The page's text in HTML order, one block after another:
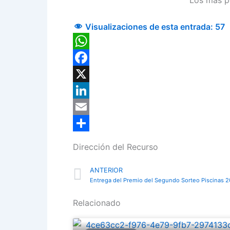
Visualizaciones de esta entrada: 57
WhatsApp
Facebook
X
LinkedIn
Email
Dirección del Recurso
Prev
ANTERIOR
Entrega del Premio del Segundo Sorteo Piscinas
Relacionado